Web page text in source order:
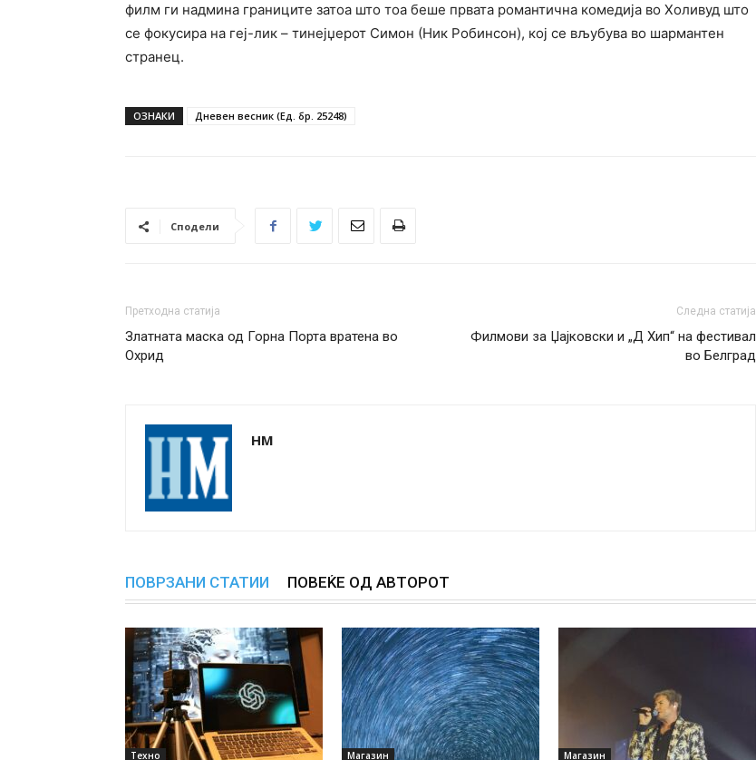
филм ги надмина границите затоа што тоа беше првата романтична комедија во Холивуд што
се фокусира на геј-лик – тинејџерот Симон (Ник Робинсон), кој се вљубува во шармантен
странец.
ОЗНАКИ Дневен весник (Ед. бр. 25248)
Сподели
Претходна статија
Златната маска од Горна Порта вратена во
Охрид
Следна статија
Филмови за Џајковски и „Д Хип“ на фестивал
во Белград
НМ
ПОВРЗАНИ СТАТИИ ПОВЕЌЕ ОД АВТОРОТ
Техно Магазин Магазин